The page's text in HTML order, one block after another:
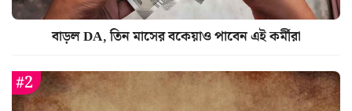
বাড়ল DA, তিন মাসের বকেয়াও পাবেন এই কর্মীরা